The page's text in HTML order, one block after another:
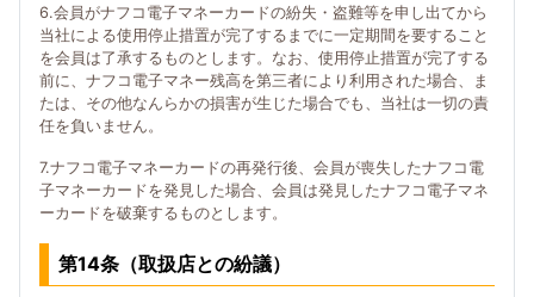
6.会員がナフコ電子マネーカードの紛失・盗難等を申し出てから
当社による使用停止措置が完了するまでに一定期間を要すること
を会員は了承するものとします。なお、使用停止措置が完了する
前に、ナフコ電子マネー残高を第三者により利用された場合、ま
たは、その他なんらかの損害が生じた場合でも、当社は一切の責
任を負いません。
7.ナフコ電子マネーカードの再発行後、会員が喪失したナフコ電
子マネーカードを発見した場合、会員は発見したナフコ電子マネ
ーカードを破棄するものとします。
第14条（取扱店との紛議）